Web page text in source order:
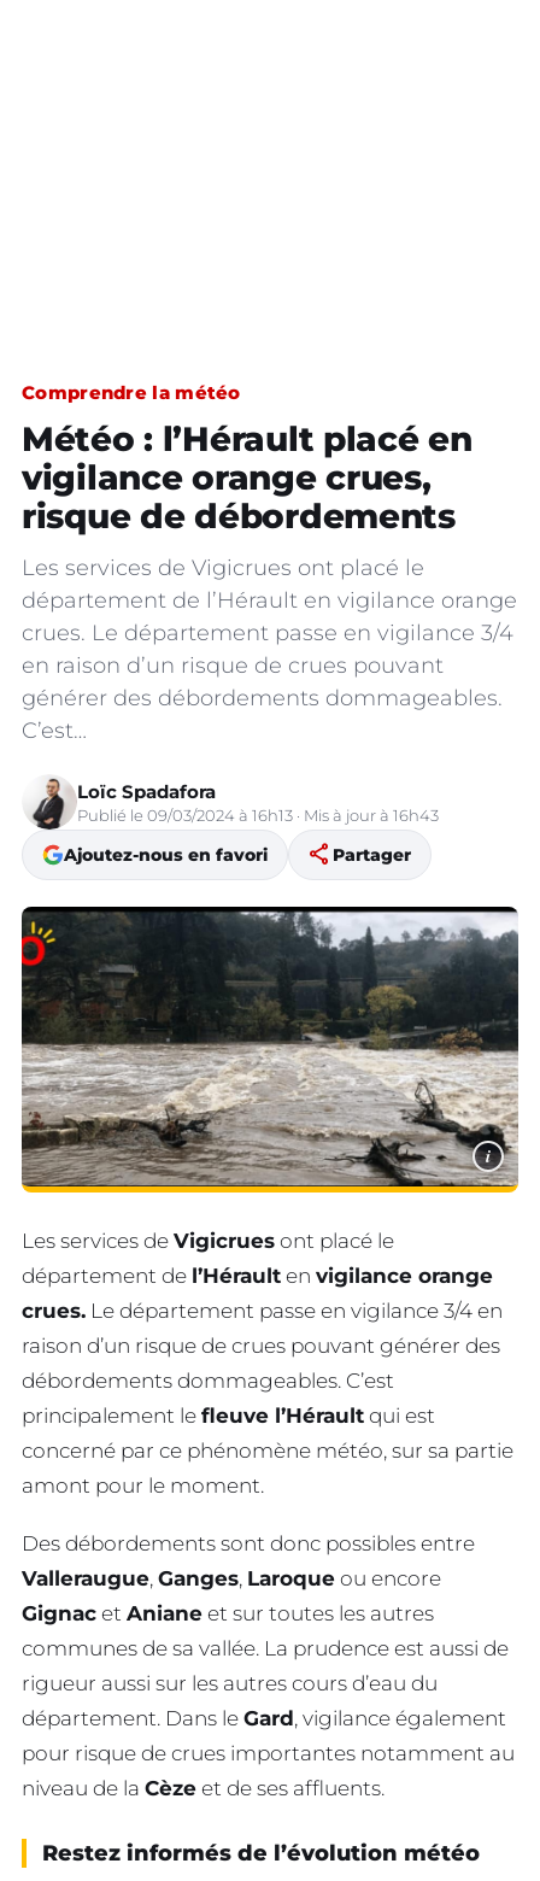
Comprendre la météo
Météo : l’Hérault placé en
vigilance orange crues,
risque de débordements
Les services de Vigicrues ont placé le
département de l’Hérault en vigilance orange
crues. Le département passe en vigilance 3/4
en raison d’un risque de crues pouvant
générer des débordements dommageables.
C’est…
Loïc Spadafora
Publié le 09/03/2024 à 16h13 · Mis à jour à 16h43
Ajoutez-nous en favori share Partager
i
Les services de Vigicrues ont placé le
département de l’Hérault en vigilance orange
crues. Le département passe en vigilance 3/4 en
raison d’un risque de crues pouvant générer des
débordements dommageables. C’est
principalement le fleuve l’Hérault qui est
concerné par ce phénomène météo, sur sa partie
amont pour le moment.
Des débordements sont donc possibles entre
Valleraugue, Ganges, Laroque ou encore
Gignac et Aniane et sur toutes les autres
communes de sa vallée. La prudence est aussi de
rigueur aussi sur les autres cours d’eau du
département. Dans le Gard, vigilance également
pour risque de crues importantes notamment au
niveau de la Cèze et de ses affluents.
Restez informés de l’évolution météo